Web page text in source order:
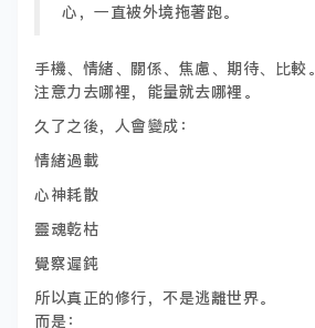
心，一直被外境拖著跑。
手機、情緒、關係、焦慮、期待、比較。
注意力去哪裡，能量就去哪裡。
久了之後，人會變成：
情緒過載
心神耗散
靈魂乾枯
覺察遲鈍
所以真正的修行，不是逃離世界。
而是：